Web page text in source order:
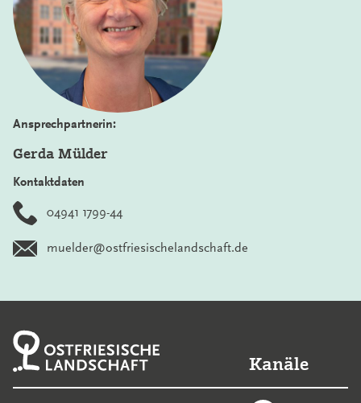
Ansprechpartnerin:
Gerda Mülder
Kontaktdaten
04941 1799-44
muelder@ostfriesischelandschaft.de
Kanäle